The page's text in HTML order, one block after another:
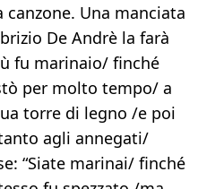
Una manciata
De Andrè la farà
fu marinaio/ finché
per molto tempo/ a
torre di legno /e poi
agli annegati/
“Siate marinai/ finché